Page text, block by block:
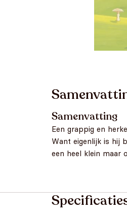
Samenvatting
Een grappig en
Want eigenlijk is hij
een heel klein maar